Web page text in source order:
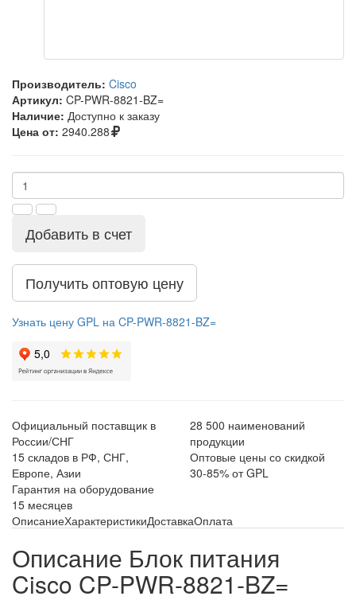
Производитель: Cisco
Артикул: CP-PWR-8821-BZ=
Наличие: Доступно к заказу
Цена от: 2940.288
Добавить в счет
Получить оптовую цену
Узнать цену GPL на CP-PWR-8821-BZ=
Официальный поставщик в
России/СНГ
28 500 наименований
продукции
15 складов в РФ, СНГ,
Европе, Азии
Оптовые цены со скидкой
30-85% от GPL
Гарантия на оборудование
15 месяцев
ОписаниеХарактеристикиДоставкаОплата
Описание Блок питания
Cisco CP-PWR-8821-BZ=